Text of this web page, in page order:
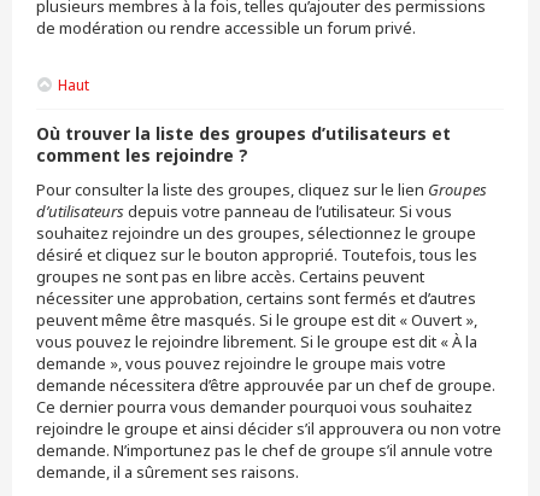
plusieurs membres à la fois, telles qu’ajouter des permissions
de modération ou rendre accessible un forum privé.
Haut
Où trouver la liste des groupes d’utilisateurs et
comment les rejoindre ?
Pour consulter la liste des groupes, cliquez sur le lien Groupes
d’utilisateursdepuis votre panneau de l’utilisateur. Si vous
souhaitez rejoindre un des groupes, sélectionnez le groupe
désiré et cliquez sur le bouton approprié. Toutefois, tous les
groupes ne sont pas en libre accès. Certains peuvent
nécessiter une approbation, certains sont fermés et d’autres
peuvent même être masqués. Si le groupe est dit « Ouvert »,
vous pouvez le rejoindre librement. Si le groupe est dit « À la
demande », vous pouvez rejoindre le groupe mais votre
demande nécessitera d’être approuvée par un chef de groupe.
Ce dernier pourra vous demander pourquoi vous souhaitez
rejoindre le groupe et ainsi décider s’il approuvera ou non votre
demande. N’importunez pas le chef de groupe s’il annule votre
demande, il a sûrement ses raisons.